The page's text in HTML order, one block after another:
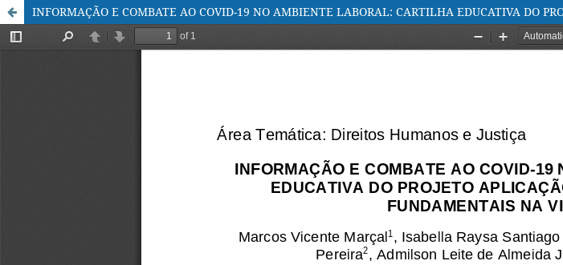
INFORMAÇÃO E COMBATE AO COVID-19 NO AMBIENTE LABORAL: CARTILHA EDUCATIVA DO